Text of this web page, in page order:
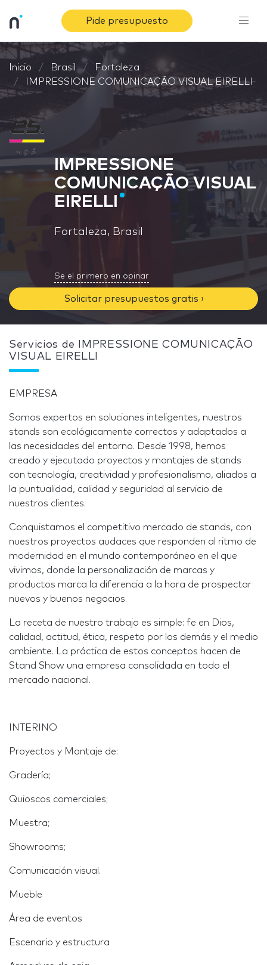
Pide presupuesto
Inicio Brasil
Fortaleza
IMPRESSIONE COMUNICAÇÃO VISUAL EIRELLI
IMPRESSIONE
COMUNICAÇÃO VISUAL
EIRELLI
Fortaleza, Brasil
Se el primero en opinar
Solicitar presupuestos gratis ›
Servicios de IMPRESSIONE COMUNICAÇÃO
VISUAL EIRELLI
EMPRESA
Somos expertos en soluciones inteligentes, nuestros
stands son ecológicamente correctos y adaptados a
las necesidades del entorno. Desde 1998, hemos
creado y ejecutado proyectos y montajes de stands
con tecnología, creatividad y profesionalismo, aliados a
la puntualidad, calidad y seguridad al servicio de
nuestros clientes.
Conquistamos el competitivo mercado de stands, con
nuestros proyectos audaces que responden al ritmo de
modernidad en el mundo contemporáneo en el que
vivimos, donde la personalización de marcas y
productos marca la diferencia a la hora de prospectar
nuevos y buenos negocios.
La receta de nuestro trabajo es simple: fe en Dios,
calidad, actitud, ética, respeto por los demás y el medio
ambiente. La práctica de estos conceptos hacen de
Stand Show una empresa consolidada en todo el
mercado nacional.
INTERINO
Proyectos y Montaje de:
Gradería;
Quioscos comerciales;
Muestra;
Showrooms;
Comunicación visual.
Mueble
Área de eventos
Escenario y estructura